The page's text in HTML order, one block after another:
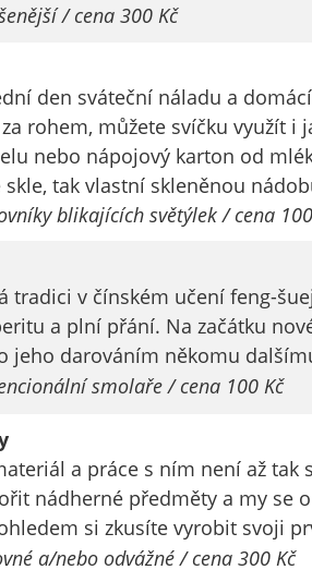
/ cena 300 Kč
den sváteční náladu a
rohem, můžete svíčku využít
nebo nápojový karton od
tak vlastní skleněnou
blikajících světýlek / cena
tradici v čínském učení feng-
a plní přání. Na začátku
jeho darováním někomu
smolaře / cena 100 Kč
a práce s ním není až
nádherné předměty a my se
si zkusíte vyrobit svoji
a/nebo odvážné / cena 300 Kč
a
a